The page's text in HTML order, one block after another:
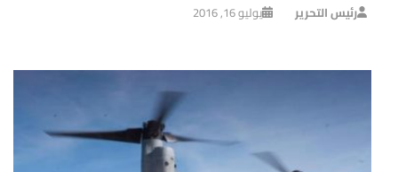
رئيس التحرير يوليو 16, 2016